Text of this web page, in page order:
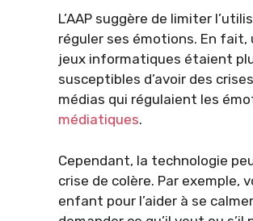
L’AAP suggère de limiter
réguler ses émotions. En
jeux informatiques étaient
susceptibles d’avoir des
médias qui régulaient les
médiatiques.
Cependant, la technologie
crise de colère. Par exemple,
enfant pour l’aider à se